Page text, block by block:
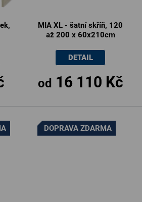
MIA XL - šatní skříň, 120
až 200 x 60x210cm
od 16 110 Kč
DETAIL
DOPRAVA ZDARMA